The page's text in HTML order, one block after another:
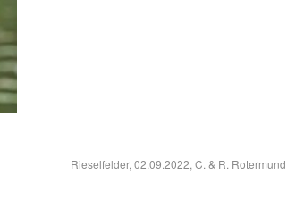
Rieselfelder, 02.09.2022, C. & R. Rotermund